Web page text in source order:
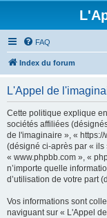
FAQ
Index du forum
L'Appel de
Cette politique explique
sociétés affiliées
de l'imaginaire », «
(désigné ci-après par « ils
« www.phpbb.com », «
n’importe quelle
d’utilisation de votre part
Vos informations sont
naviguant sur « L'Appel